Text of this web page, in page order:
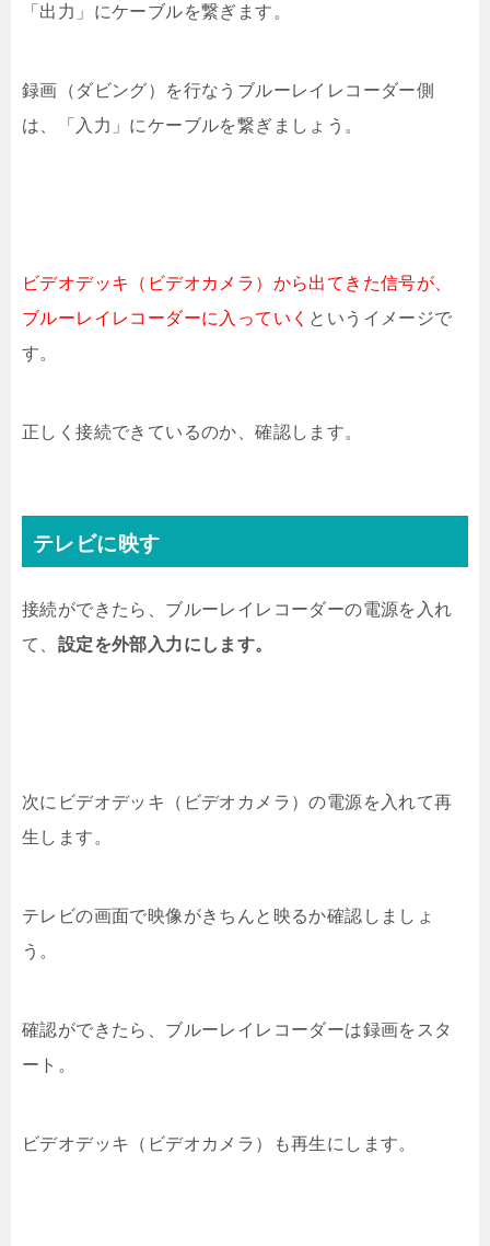
「出力」にケーブルを繋ぎます。
録画（ダビング）を行なうブルーレイレコーダー側
は、「入力」にケーブルを繋ぎましょう。
ビデオデッキ（ビデオカメラ）から出てきた信号が、
ブルーレイレコーダーに入っていく というイメージで
す。
正しく接続できているのか、確認します。
テレビに映す
接続ができたら、ブルーレイレコーダーの電源を入れ
て、 設定を外部入力にします。
次にビデオデッキ（ビデオカメラ）の電源を入れて再
生します。
テレビの画面で映像がきちんと映るか確認しましょ
う。
確認ができたら、ブルーレイレコーダーは録画をスタ
ート。
ビデオデッキ（ビデオカメラ）も再生にします。